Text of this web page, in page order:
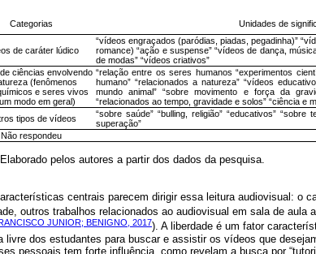
Categorias Unidades de
de caráter lúdico
“vídeos engraçados (paródias, piadas, pegadinha)”
romance) “ação e suspense” “vídeos de dança,
de modas” “vídeos criativos”
ciências envolvendo
(fenômenos
e seres vivos
modo em geral)
“relação entre os seres humanos “experimentos
humano” “relacionados a natureza” “vídeos
mundo animal” “sobre movimento e força da
“relacionados ao tempo, gravidade e solos” “ciência e
tipos de vídeos
“sobre saúde” “bulling, religião” “educativos”
superação”
Não respondeu
pelos autores a partir dos dados da pesquisa.
centrais parecem dirigir essa leitura audiovisual: o
outros trabalhos relacionados ao audiovisual em sala de aula
JUNIOR; BENIGNO, 2017). A liberdade é um fator
livre dos estudantes para buscar e assistir os vídeos que
pessoais tem forte influência, como revelam a busca por